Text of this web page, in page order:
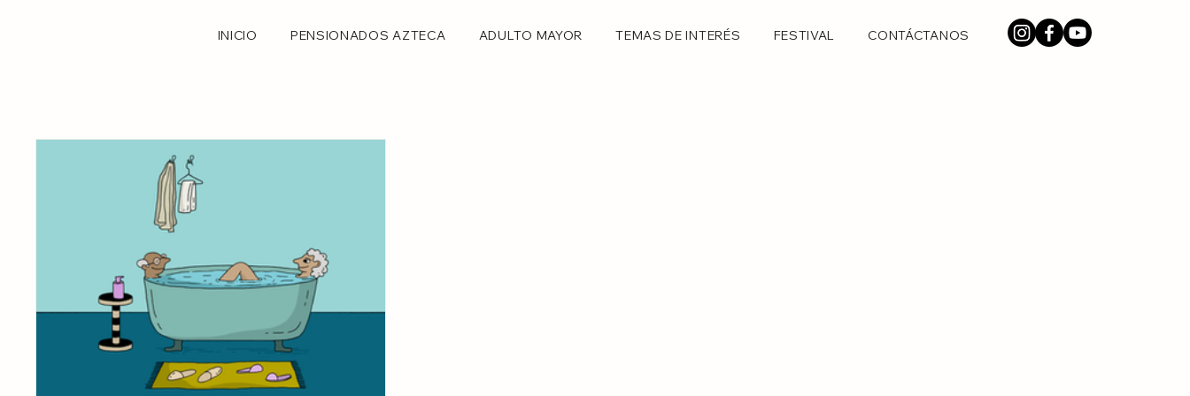
INICIO PENSIONADOS AZTECA ADULTO MAYOR TEMAS DE INTERÉS FESTIVAL CONTÁCTANOS